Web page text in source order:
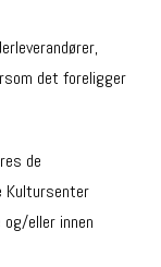
det foreligger
de
Kultursenter
eller innen